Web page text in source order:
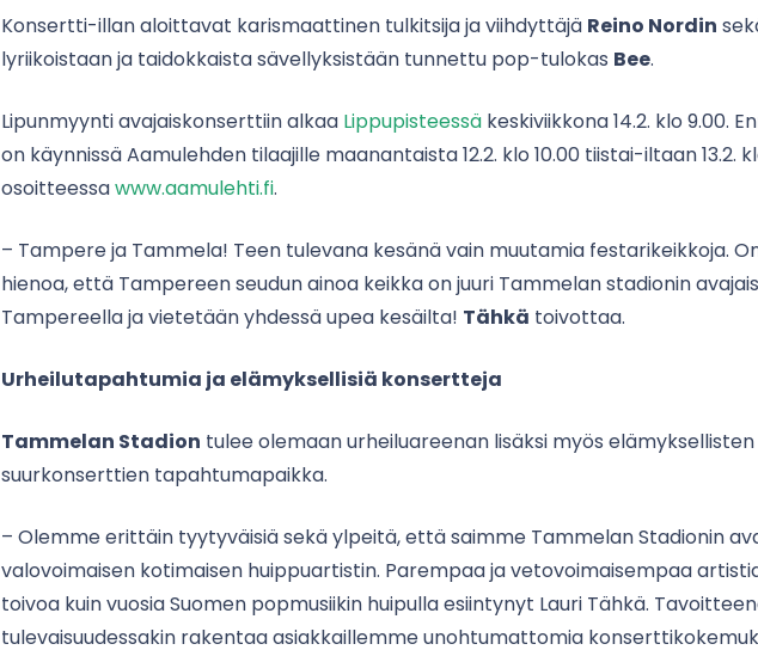
Konsertti-illan aloittavat karismaattinen tulkitsija ja viihdyttäjä Reino Nordin
lyriikoistaan ja taidokkaista sävellyksistään tunnettu pop-tulokas Bee.
Lipunmyynti avajaiskonserttiin alkaa Lippupisteessä keskiviikkona 14.2. klo 9.00.
on käynnissä Aamulehden tilaajille maanantaista 12.2. klo 10.00 tiistai-iltaan 13.2.
osoitteessawww.aamulehti.fi.
– Tampere ja Tammela! Teen tulevana kesänä vain muutamia festarikeikkoja.
hienoa, että Tampereen seudun ainoa keikka on juuri Tammelan stadionin
Tampereella ja vietetään yhdessä upea kesäilta! Tähkä toivottaa.
Urheilutapahtumia ja elämyksellisiä konsertteja
Tammelan Stadion tulee olemaan urheiluareenan lisäksi myös elämyksellisten
suurkonserttien tapahtumapaikka.
– Olemme erittäin tyytyväisiä sekä ylpeitä, että saimme Tammelan Stadionin
valovoimaisen kotimaisen huippuartistin. Parempaa ja vetovoimaisempaa
toivoa kuin vuosia Suomen popmusiikin huipulla esiintynyt Lauri Tähkä.
tulevaisuudessakin rakentaa asiakkaillemme unohtumattomia